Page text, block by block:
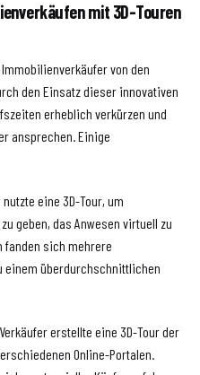
mit 3D-Touren
von den
den Einsatz dieser innovativen
erheblich verkürzen und
ansprechen. Einige
eine 3D-Tour, um
geben, das Anwesen virtuell zu
fanden sich mehrere
einem überdurchschnittlichen
erstellte eine 3D-Tour der
Online-Portalen.